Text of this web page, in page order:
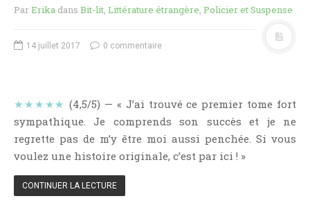
Erotique
Feel Good
Fraternité
Histoire De Vie
Horreur
ParErika dans Bit-lit, Littérature étrangère, Policier et Suspense
14 juillet 2017 0 commentaire
★★★★★ (4,5/5) — « J’ai trouvé ce premier tome fort
sympathique. Je comprends son succès et je ne
regrette pas de m’y être moi aussi penchée. Si vous
voulez une histoire originale, c’est par ici ! »
CONTINUER LA LECTURE